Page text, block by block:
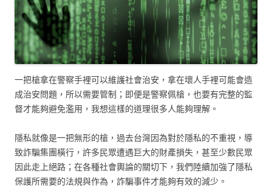
一把槍拿在警察手裡可以維護社會治安，拿在壞人手裡可能會造
成治安問題，所以需要管制；即便是警察佩槍，也要有完整的監
督才能夠避免濫用，我想這樣的道理很多人能夠理解。
隱私就像是一把無形的槍，過去台灣因為對於隱私的不重視，導
致詐騙集團橫行，許多民眾遭遇巨大的財產損失，甚至少數民眾
因此走上絕路；在各種社會輿論的關切下，我們陸續加強了隱私
保護所需要的法規與作為，詐騙事件才能夠有效的減少。